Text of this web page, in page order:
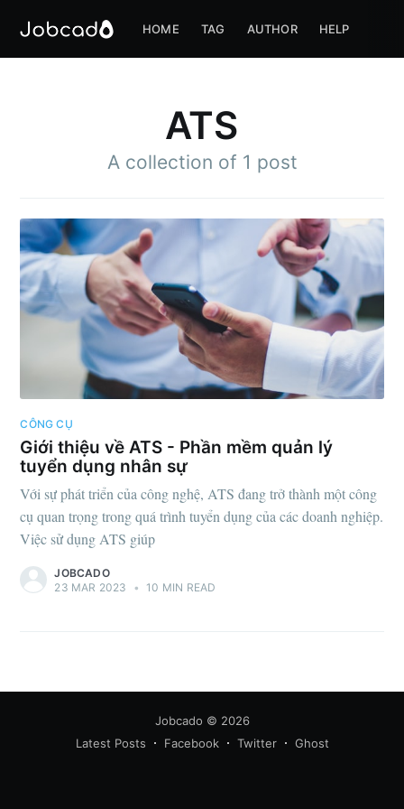
HOME TAG AUTHOR HELP
ATS
A collection of 1 post
CÔNG CỤ
Giới thiệu về ATS - Phần mềm quản lý
tuyển dụng nhân sự
Với sự phát triển của công nghệ, ATS đang trở thành một công
cụ quan trọng trong quá trình tuyển dụng của các doanh nghiệp.
Việc sử dụng ATS giúp
JOBCADO
23 MAR 2023
• 10 MIN READ
Jobcado © 2026
Latest Posts
Facebook Twitter Ghost
Subscribe to
Jobcado
Stay up to date! Get all the latest &
greatest posts delivered straight to
your inbox